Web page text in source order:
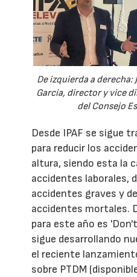
De izquierda a derecha:
García, director y vice
del Consejo
Desde IPAF se sigue
para reducir los
altura, siendo esta la
accidentes laborales,
accidentes graves y
accidentes mortales.
para este año es
sigue desarrollando
el reciente
sobre PTDM